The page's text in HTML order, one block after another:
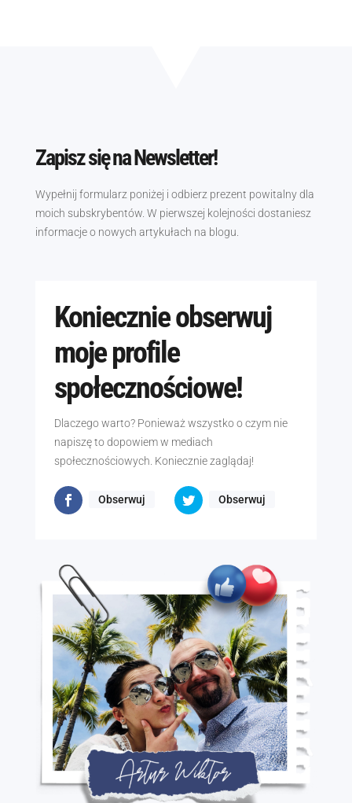
Zapisz się na Newsletter!
Wypełnij formularz poniżej i odbierz prezent powitalny dla
moich subskrybentów. W pierwszej kolejności dostaniesz
informacje o nowych artykułach na blogu.
Koniecznie obserwuj
moje profile
społecznościowe!
Dlaczego warto? Ponieważ wszystko o czym nie
napiszę to dopowiem w mediach
społecznościowych. Koniecznie zaglądaj!
Obserwuj Obserwuj